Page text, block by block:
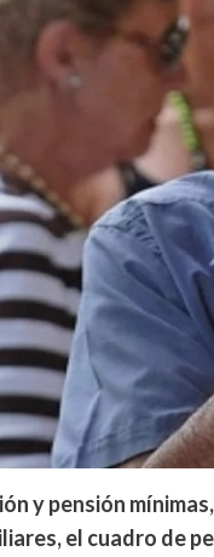
y pensión
el cuadro de